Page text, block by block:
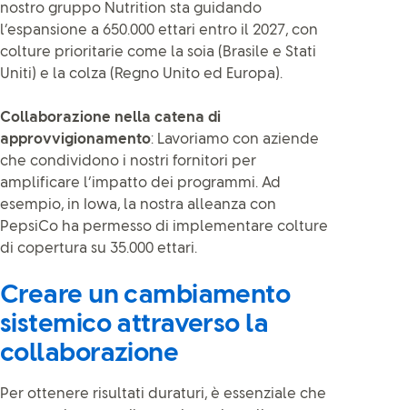
nostro gruppo Nutrition sta guidando
l’espansione a 650.000 ettari entro il 2027, con
colture prioritarie come la soia (Brasile e Stati
Uniti) e la colza (Regno Unito ed Europa).
Collaborazione nella catena di
approvvigionamento: Lavoriamo con aziende
che condividono i nostri fornitori per
amplificare l’impatto dei programmi. Ad
esempio, in Iowa, la nostra alleanza con
PepsiCo ha permesso di implementare colture
di copertura su 35.000 ettari.
Creare un cambiamento
sistemico attraverso la
collaborazione
Per ottenere risultati duraturi, è essenziale che